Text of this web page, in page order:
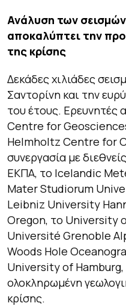
Ανάλυση των
αποκαλύπτει την
της κρίσης
Δεκάδες χιλιάδες
Σαντορίνη και την
του έτους. Ερευνητές
Centre for
Helmholtz Centre for
συνεργασία με
ΕΚΠΑ, το Icelandic
Mater Studiorum
Leibniz University
Oregon, το University
Université Grenoble
Woods Hole
University of Hamburg,
ολοκληρωμένη
κρίσης.